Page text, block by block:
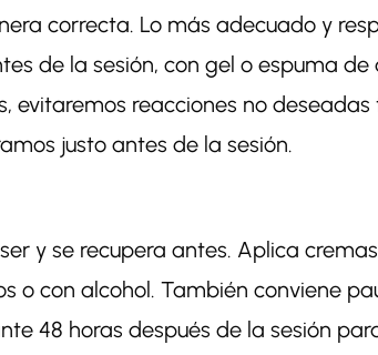
correcta. Lo más adecuado y
de la sesión, con gel o espuma de
evitaremos reacciones no deseadas
justo antes de la sesión.
y se recupera antes. Aplica
o con alcohol. También conviene
48 horas después de la sesión